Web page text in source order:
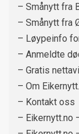
– Smånytt fra
– Smånytt fra
– Løypeinfo
– Anmeldte
– Gratis
– Om
– Kontakt oss
– Eikernytt.no